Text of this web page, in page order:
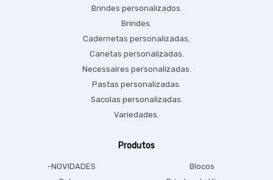
Brindes personalizados.
Brindes.
Cadernetas personalizadas.
Canetas personalizadas.
Necessaires personalizadas.
Pastas personalizadas.
Sacolas personalizadas.
Variedades.
Produtos
-NOVIDADES
Blocos